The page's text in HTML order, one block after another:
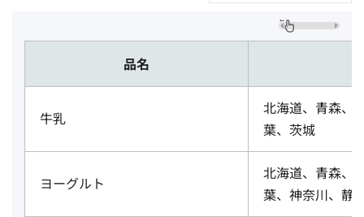
品名
牛乳
北海道、青森、
葉、茨城
ヨーグルト
北海道、青森、
葉、神奈川、静